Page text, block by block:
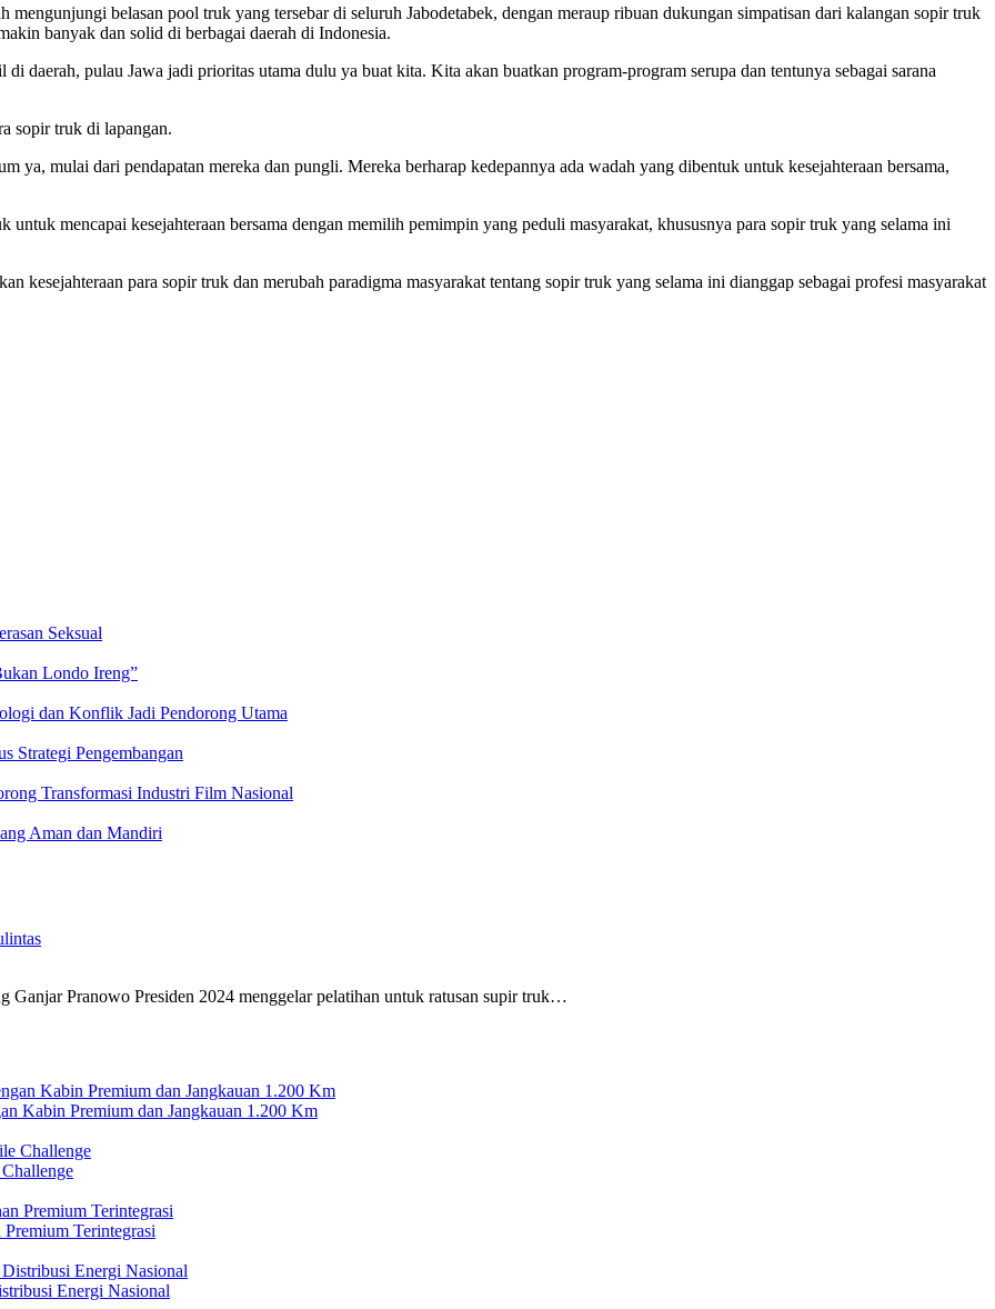
belasan pool truk yang tersebar di seluruh Jabodetabek, dengan meraup ribuan dukungan simpatisan dari kalangan sopir truk
banyak dan solid di berbagai daerah di Indonesia.
daerah, pulau Jawa jadi prioritas utama dulu ya buat kita. Kita akan buatkan program-program serupa dan tentunya sebagai sarana
sopir truk di lapangan.
ya, mulai dari pendapatan mereka dan pungli. Mereka berharap kedepannya ada wadah yang dibentuk untuk kesejahteraan bersama,
mencapai kesejahteraan bersama dengan memilih pemimpin yang peduli masyarakat, khususnya para sopir truk yang selama ini
kesejahteraan para sopir truk dan merubah paradigma masyarakat tentang sopir truk yang selama ini dianggap sebagai profesi masyarakat
Seksual
Londo Ireng”
dan Konflik Jadi Pendorong Utama
Strategi Pengembangan
Transformasi Industri Film Nasional
Aman dan Mandiri
Pranowo Presiden 2024 menggelar pelatihan untuk ratusan supir truk…
Kabin Premium dan Jangkauan 1.200 Km
Terintegrasi
Energi Nasional